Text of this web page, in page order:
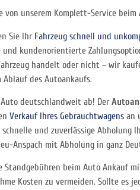
von unserem Komplett-Service beim
Sie Ihr Fahrzeug schnell und
kundenorientierte
handelt oder nicht – wir
Ablauf des Autoankaufs.
deutschlandweit ab! Der
Verkauf Ihres Gebrauchtwagens an
und zuverlässige Abholung
Anspach mit Abholung in ganz
Standgebühren beim Auto Ankauf
Kosten zu vermeiden. Sollte es